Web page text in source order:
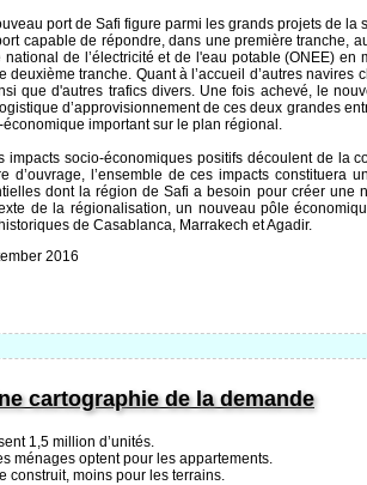
port de Safi figure parmi les grands projets de la
capable de répondre, dans une première tranche,
national de l’électricité et de l'eau potable (ONEE)
deuxième tranche. Quant à l’accueil d’autres
que d'autres trafics divers. Une fois achevé, le
d’approvisionnement de ces deux grandes
important sur le plan régional.
impacts socio-économiques positifs découlent de la
d’ouvrage, l’ensemble de ces impacts constituera
dont la région de Safi a besoin pour créer une
de la régionalisation, un nouveau pôle
de Casablanca, Marrakech et Agadir.
2016
cartographie de la demande
1,5 million d’unités.
ménages optent pour les appartements.
construit, moins pour les terrains.